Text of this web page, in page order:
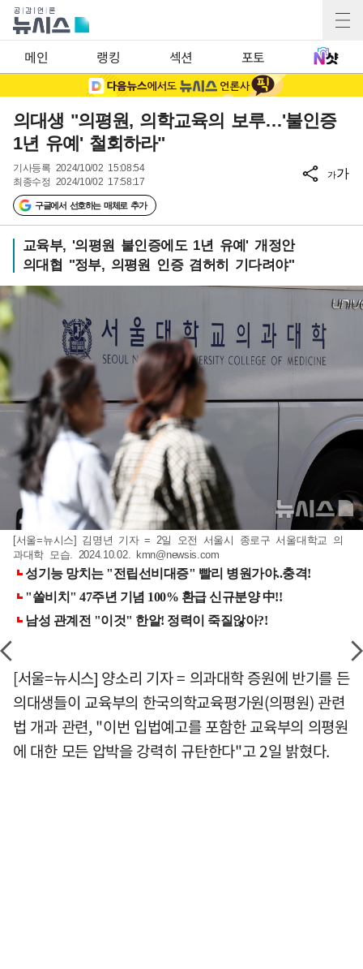
메인 랭킹 섹션 포토
의대생 "의평원, 의학교육의 보루…'불인증
1년 유예' 철회하라"
기사등록 2024/10/02 15:08:54
최종수정 2024/10/02 17:58:17
구글에서 선호하는 매체로 추가
가가
교육부, '의평원 불인증에도 1년 유예' 개정안
의대협 "정부, 의평원 인증 겸허히 기다려야"
[서울=뉴시스] 김명년 기자 = 2일 오전 서울시 종로구 서울대학교 의
과대학 모습. 2024.10.02. kmn@newsis.com
[서울=뉴시스] 양소리 기자 = 의과대학 증원에 반기를 든
의대생들이 교육부의 한국의학교육평가원(의평원) 관련
법 개과 관련, "이번 입법예고를 포함한 교육부의 의평원
에 대한 모든 압박을 강력히 규탄한다"고 2일 밝혔다.